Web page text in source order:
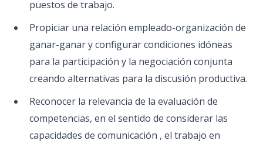
puestos de trabajo.
Propiciar una relación empleado-organización de
ganar-ganar y configurar condiciones idóneas
para la participación y la negociación conjunta
creando alternativas para la discusión productiva.
Reconocer la relevancia de la evaluación de
competencias, en el sentido de considerar las
capacidades de comunicación , el trabajo en